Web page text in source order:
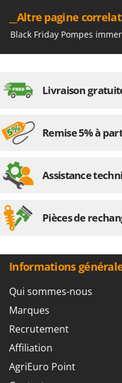
__Altre pagine
Black Friday Pompes
Livraison
Remise 5% à
Assistance
Pièces de
Informations
Qui sommes-nous
Marques
Recrutement
Affiliation
AgriEuro Point